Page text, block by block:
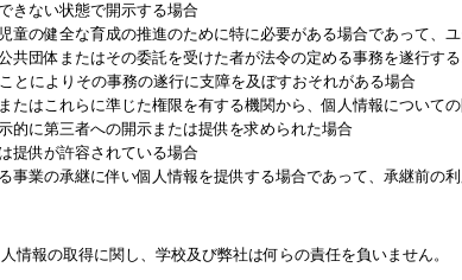
きない状態で開示する場合
童の健全な育成の推進のために特に必要がある場合であって、
共団体またはその委託を受けた者が法令の定める事務を遂行す
とによりその事務の遂行に支障を及ぼすおそれがある場合
たはこれらに準じた権限を有する機関から、個人情報について
的に第三者への開示または提供を求められた場合
提供が許容されている場合
事業の承継に伴い個人情報を提供する場合であって、承継前の
情報の取得に関し、学校及び弊社は何らの責任を負いません。